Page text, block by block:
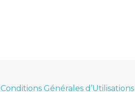
Conditions Générales d’Utilisations